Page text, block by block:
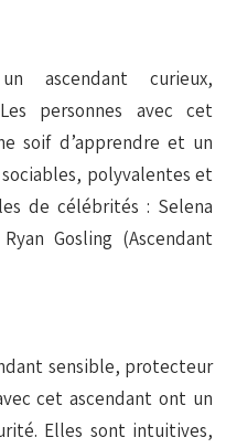
ascendant curieux,
personnes avec cet
soif d’apprendre et un
polyvalentes et
de célébrités : Selena
Gosling (Ascendant
sensible, protecteur
cet ascendant ont un
Elles sont intuitives,